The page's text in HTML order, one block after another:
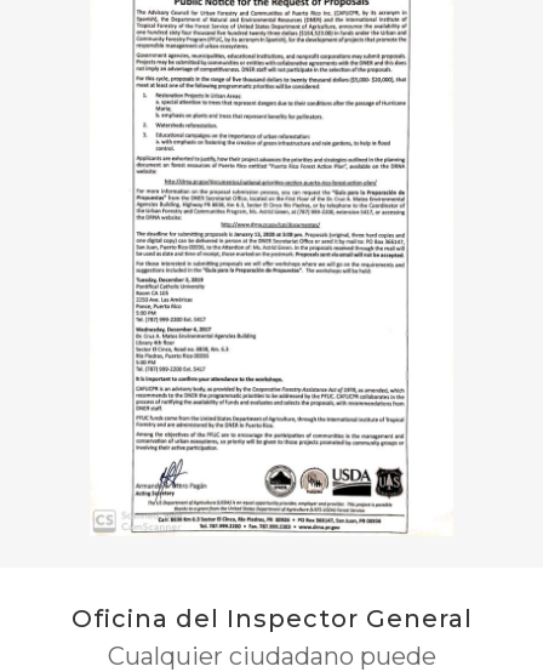
Oficina del Inspector General
Cualquier ciudadano puede